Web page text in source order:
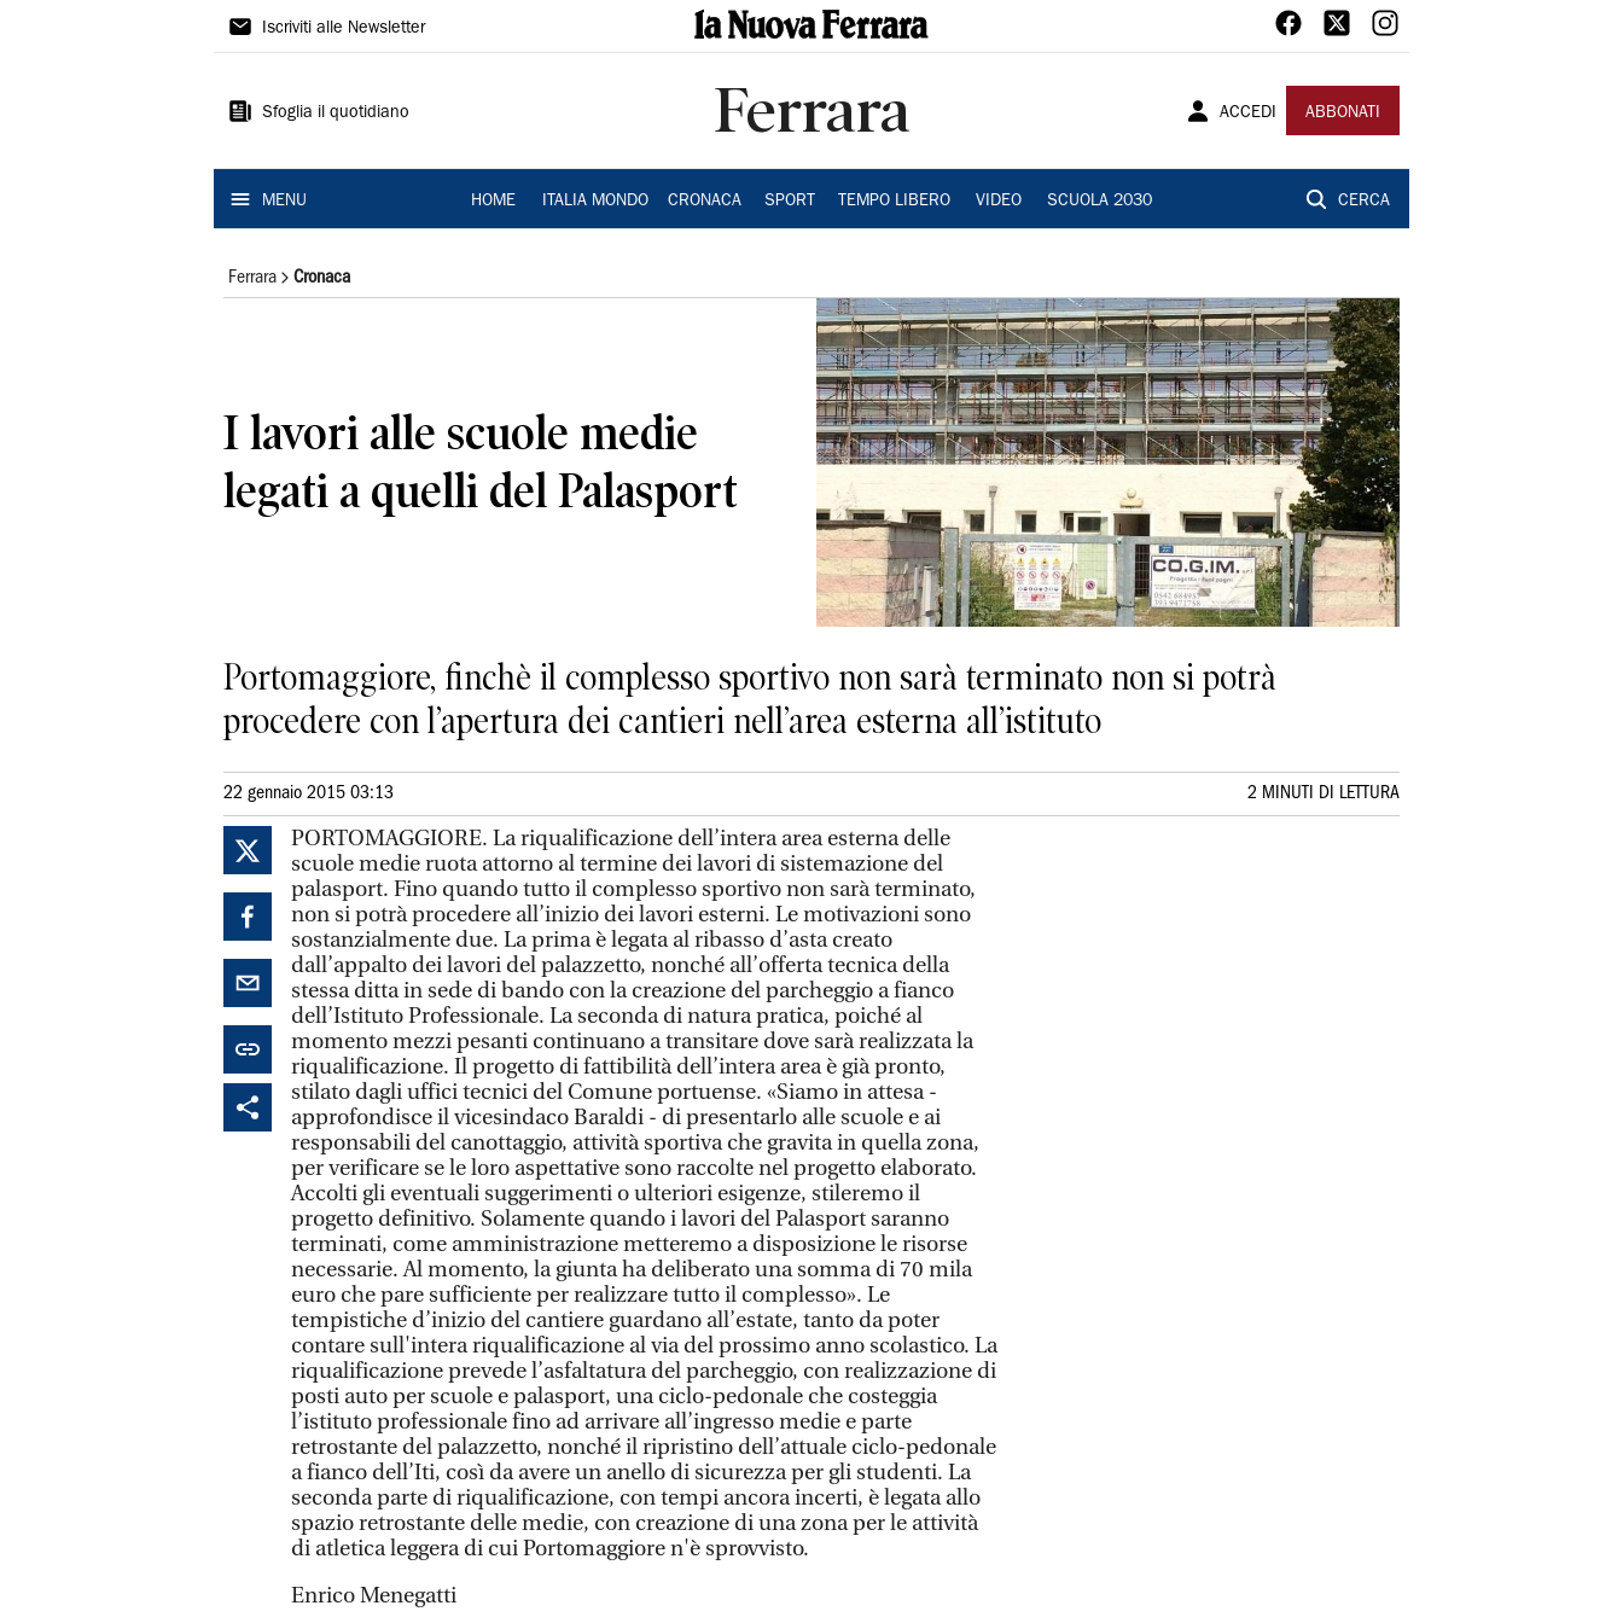
La
Ferrara
Iscriviti alle Newsletter
Sfoglia il quotidiano Ferrara ACCEDI ABBONATI
MENU HOME ITALIA MONDO CRONACA SPORT TEMPO LIBERO VIDEO SCUOLA 2030 CERCA
Ferrara Cronaca
I lavori alle scuole medie
legati a quelli del Palasport
Portomaggiore, finchè il complesso sportivo non sarà terminato non si potrà
procedere con l’apertura dei cantieri nell’area esterna all’istituto
22 gennaio 2015 03:13 2 MINUTI DI LETTURA
PORTOMAGGIORE. La riqualificazione dell’intera area esterna delle
scuole medie ruota attorno al termine dei lavori di sistemazione del
palasport. Fino quando tutto il complesso sportivo non sarà terminato,
non si potrà procedere all’inizio dei lavori esterni. Le motivazioni sono
sostanzialmente due. La prima è legata al ribasso d’asta creato
dall’appalto dei lavori del palazzetto, nonché all’offerta tecnica della
stessa ditta in sede di bando con la creazione del parcheggio a fianco
dell’Istituto Professionale. La seconda di natura pratica, poiché al
momento mezzi pesanti continuano a transitare dove sarà realizzata la
riqualificazione. Il progetto di fattibilità dell’intera area è già pronto,
stilato dagli uffici tecnici del Comune portuense. «Siamo in attesa -
approfondisce il vicesindaco Baraldi - di presentarlo alle scuole e ai
responsabili del canottaggio, attività sportiva che gravita in quella zona,
per verificare se le loro aspettative sono raccolte nel progetto elaborato.
Accolti gli eventuali suggerimenti o ulteriori esigenze, stileremo il
progetto definitivo. Solamente quando i lavori del Palasport saranno
terminati, come amministrazione metteremo a disposizione le risorse
necessarie. Al momento, la giunta ha deliberato una somma di 70 mila
euro che pare sufficiente per realizzare tutto il complesso». Le
tempistiche d’inizio del cantiere guardano all’estate, tanto da poter
contare sull'intera riqualificazione al via del prossimo anno scolastico. La
riqualificazione prevede l’asfaltatura del parcheggio, con realizzazione di
posti auto per scuole e palasport, una ciclo-pedonale che costeggia
l’istituto professionale fino ad arrivare all’ingresso medie e parte
retrostante del palazzetto, nonché il ripristino dell’attuale ciclo-pedonale
a fianco dell’Iti, così da avere un anello di sicurezza per gli studenti. La
seconda parte di riqualificazione, con tempi ancora incerti, è legata allo
spazio retrostante delle medie, con creazione di una zona per le attività
di atletica leggera di cui Portomaggiore n'è sprovvisto.
Enrico Menegatti